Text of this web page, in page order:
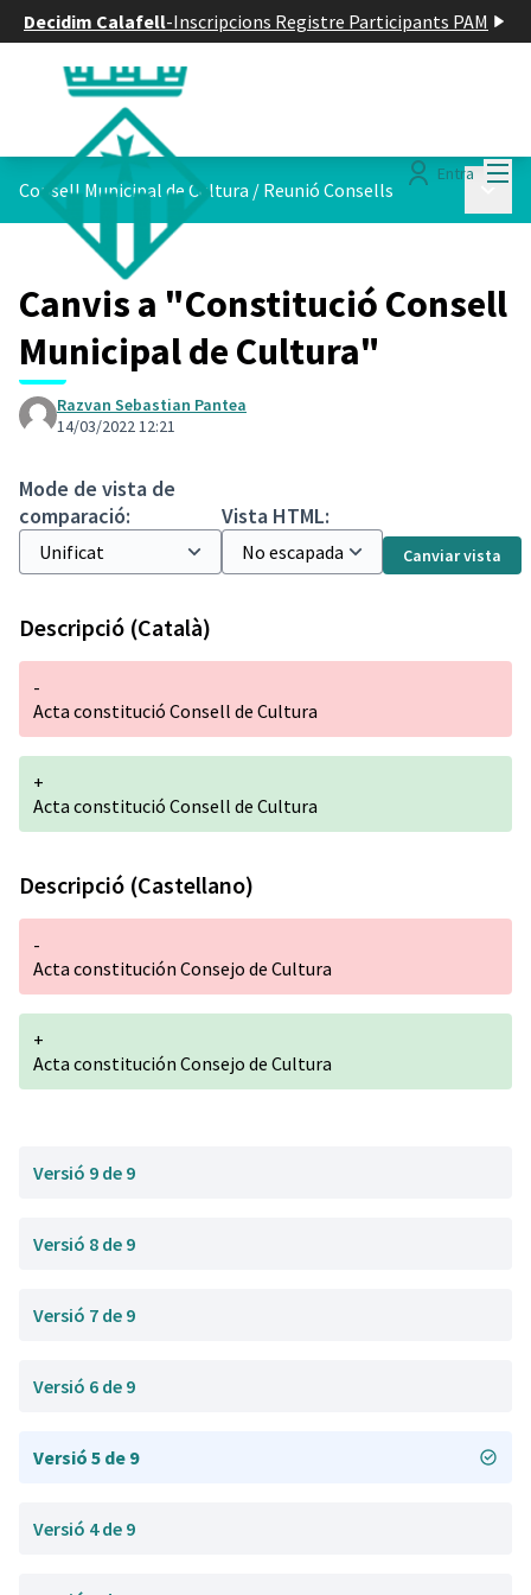
Decidim Calafell-Inscripcions Registre Participants PAM
Entra
Consell Municipal de Cultura / Reunió Consells
Canvis a "Constitució Consell
Municipal de Cultura"
Razvan Sebastian Pantea
14/03/2022 12:21
Mode de vista de
comparació:
Vista HTML:
Canviar vista
Descripció (Català)
-
Acta constitució Consell de Cultura
+
Acta constitució Consell de Cultura
Descripció (Castellano)
-
Acta constitución Consejo de Cultura
+
Acta constitución Consejo de Cultura
Versió 9 de 9
Versió 8 de 9
Versió 7 de 9
Versió 6 de 9
Versió 5 de 9
Versió 4 de 9